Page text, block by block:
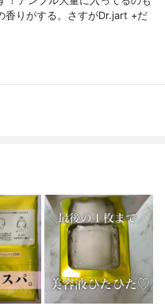
りがする。さすがDr.jart +だ